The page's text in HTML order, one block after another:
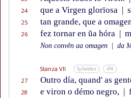
24 que a Virgen glorïosa |
25 tan grande, que a
26 fez tornar en ũa hóra |
Non convên aa omagen da
Stanza VII Syllables IPA
27 Outro día, quand' as
28 e viron o démo negro, |